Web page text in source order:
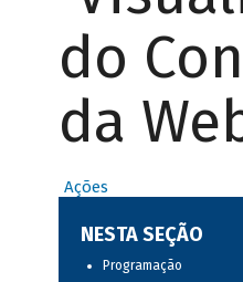
do
da
Ações
NESTA SEÇÃO
Programação